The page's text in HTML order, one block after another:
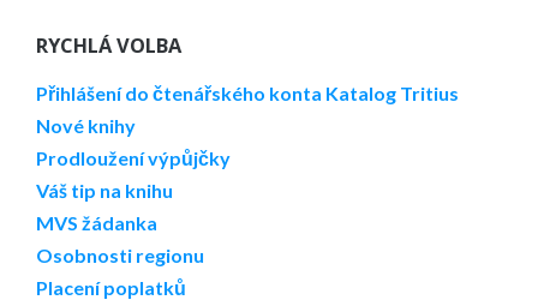
RYCHLÁ VOLBA
Přihlášení do čtenářského konta Katalog Tritius
Nové knihy
Prodloužení výpůjčky
Váš tip na knihu
MVS žádanka
Osobnosti regionu
Placení poplatků